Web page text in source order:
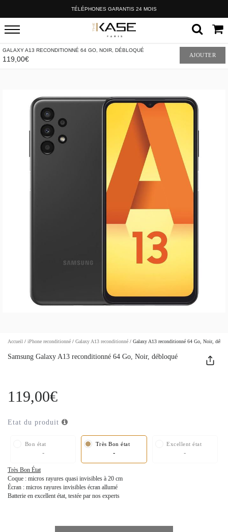
TÉLÉPHONES GARANTIS 24 MOIS
GALAXY A13 RECONDITIONNÉ 64 GO, NOIR, DÉBLOQUÉ
119,00€ AJOUTER
Accueil / iPhone reconditionné / Galaxy A13 reconditionné / Galaxy A13 reconditionné 64 Go, Noir,
Samsung Galaxy A13 reconditionné 64 Go, Noir, débloqué
119,00€
Etat du produit
Bon état
-
Très Bon état
-
Excellent état
-
Très Bon État
Coque : micros rayures quasi invisibles à 20 cm
Écran : micros rayures invisibles écran allumé
Batterie en excellent état, testée par nos experts